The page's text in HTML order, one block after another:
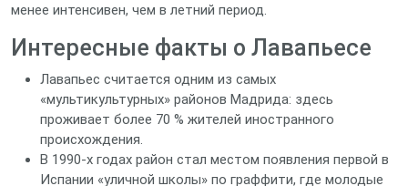
менее интенсивен, чем в летний период.
Интересные факты о Лавапьесе
Лавапьес считается одним из самых
«мультикультурных» районов Мадрида: здесь
проживает более 70 % жителей иностранного
происхождения.
В 1990‑х годах район стал местом появления первой в
Испании «уличной школы» по граффити, где молодые